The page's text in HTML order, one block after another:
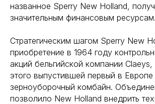
названное Sperry New Holland,
значительным финансовым ресурсам.
Стратегическим шагом Sperry New
приобретение в 1964 году
акций бельгийской компании
этого выпустившей первый в
зерноуборочный комбайн.
позволило New Holland внедрить